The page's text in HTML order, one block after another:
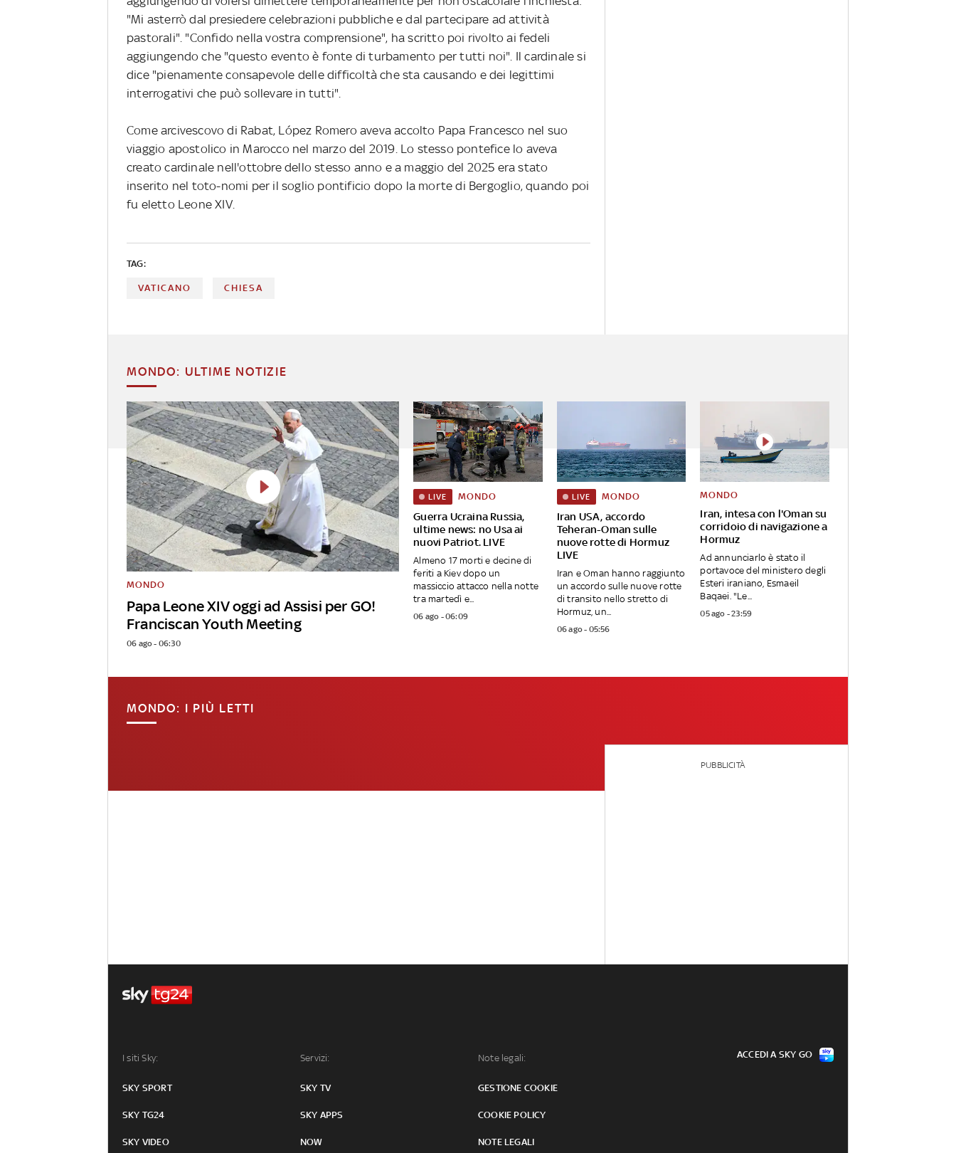
"Mi asterrò dal presiedere celebrazioni pubbliche e dal partecipare ad attività
pastorali". "Confido nella vostra comprensione", ha scritto poi rivolto ai fedeli
aggiungendo che "questo evento è fonte di turbamento per tutti noi". Il cardinale si
dice "pienamente consapevole delle difficoltà che sta causando e dei legittimi
interrogativi che può sollevare in tutti".
Come arcivescovo di Rabat, López Romero aveva accolto Papa Francesco nel suo
viaggio apostolico in Marocco nel marzo del 2019. Lo stesso pontefice lo aveva
creato cardinale nell'ottobre dello stesso anno e a maggio del 2025 era stato
inserito nel toto-nomi per il soglio pontificio dopo la morte di Bergoglio, quando poi
fu eletto Leone XIV.
TAG:
VATICANO CHIESA
MONDO: ULTIME NOTIZIE
Papa Leone XIV oggi ad Assisi per GO!
Franciscan Youth Meeting
MONDO
06 ago - 06:30
Guerra Ucraina Russia,
ultime news: no Usa ai
nuovi Patriot. LIVE
LIVE MONDO
Almeno 17 morti e decine di
feriti a Kiev dopo un
massiccio attacco nella notte
tra martedì e...
06 ago - 06:09
Iran USA, accordo
Teheran-Oman sulle
nuove rotte di Hormuz
LIVE
LIVE MONDO
Iran e Oman hanno raggiunto
un accordo sulle nuove rotte
di transito nello stretto di
Hormuz, un...
06 ago - 05:56
Iran, intesa con l'Oman su
corridoio di navigazione a
Hormuz
MONDO
Ad annunciarlo è stato il
portavoce del ministero degli
Esteri iraniano, Esmaeil
Baqaei. "Le...
05 ago - 23:59
MONDO: I PIÙ LETTI
PUBBLICITÀ
I siti Sky:
SKY SPORT
SKY TG24
SKY VIDEO
Servizi:
SKY TV
SKY APPS
NOW
Note legali:
GESTIONE COOKIE
COOKIE POLICY
NOTE LEGALI
ACCEDI A SKY GO